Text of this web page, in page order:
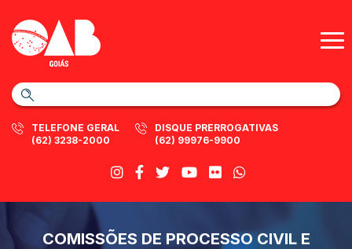
TELEFONE GERAL
(62) 3238-2000
DISQUE PRERROGATIVAS
(62) 99976-9900
COMISSÕES DE PROCESSO CIVIL E